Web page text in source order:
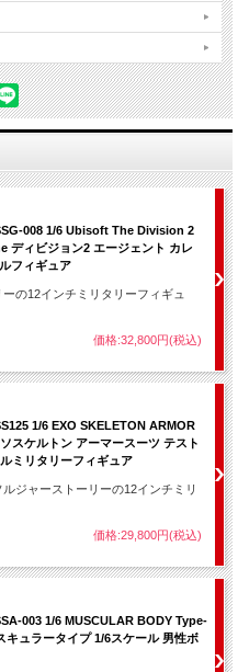
008 1/6 Ubisoft The Division 2
ディビジョン2 エージェント カレ
フィギュア
の12インチミリタリーフィギュ
価格:32,800円(税込)
1/6 EXO SKELETON ARMOR
スケルトン アーマースーツ テスト
ミリタリーフィギュア
ジャーストーリーの12インチミリ
価格:29,800円(税込)
003 1/6 MUSCULAR BODY Type-
キュラータイプ 1/6スケール 男性ボ